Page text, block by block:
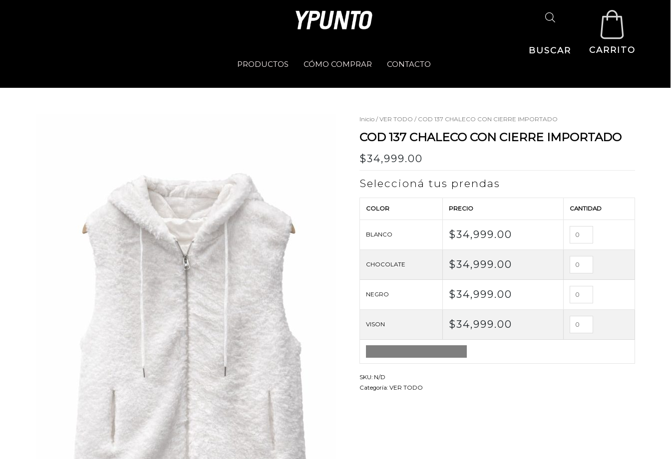
PRODUCTOS CÓMO COMPRAR CONTACTO
BUSCAR CARRITO
Inicio / VER TODO / COD 137 CHALECO CON CIERRE IMPORTADO
COD 137 CHALECO CON CIERRE IMPORTADO
$34,999.00
Seleccioná tus prendas
COLOR PRECIO CANTIDAD
BLANCO $34,999.00
CHOCOLATE $34,999.00
NEGRO $34,999.00
VISON $34,999.00
SKU: N/D
Categoría: VER TODO